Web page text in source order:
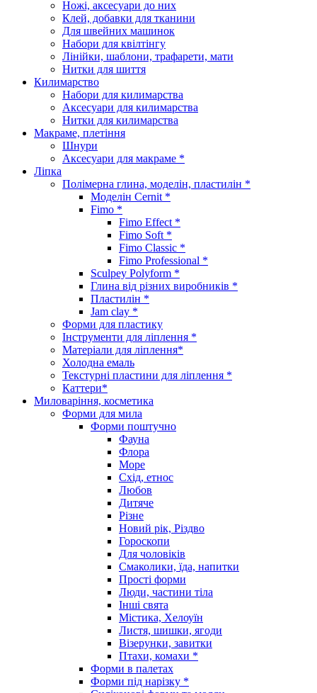
Ножі, аксесуари до них
Клей, добавки для тканини
Для швейних машинок
Набори для квілтінгу
Лінійки, шаблони, трафарети, мати
Нитки для шиття
Килимарство
Набори для килимарства
Аксесуари для килимарства
Нитки для килимарства
Макраме, плетіння
Шнури
Аксесуари для макраме *
Ліпка
Полімерна глина, моделін, пластилін *
Моделін Cernit *
Fimo *
Fimo Effect *
Fimo Soft *
Fimo Classic *
Fimo Professional *
Sculpey Polyform *
Глина від різних виробників *
Пластилін *
Jam clay *
Форми для пластику
Інструменти для ліплення *
Матеріали для ліплення*
Холодна емаль
Текстурні пластини для ліплення *
Каттери*
Миловаріння, косметика
Форми для мила
Форми поштучно
Фауна
Флора
Море
Схід, етнос
Любов
Дитяче
Різне
Новий рік, Різдво
Гороскопи
Для чоловіків
Смаколики, їда, напитки
Прості форми
Люди, частини тіла
Інші свята
Містика, Хелоуїн
Листя, шишки, ягоди
Візерунки, завитки
Птахи, комахи *
Форми в палетах
Форми під нарізку *